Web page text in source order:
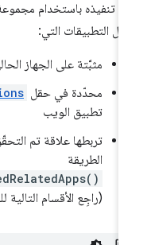
تنفيذه باستخدام مجموعة
التطبيقات التي:
مثبَّتة على الجهاز الحالي
محدّدة في حقل
تطبيق الويب
تربطها علاقة تم التحقّق
الطريقة
(راجِع الأقسام التالية